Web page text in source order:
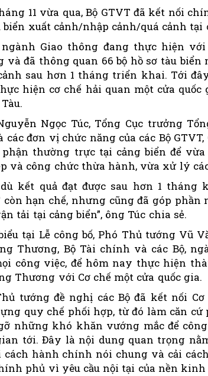
11 vừa qua, Bộ GTVT đã kết nối
xuất cảnh/nhập cảnh/quá cảnh tại
ngành Giao thông đang thực hiện
và đã thông quan 66 bộ hồ sơ tàu biển
sau hơn 1 tháng triển khai. Tới
hiện cơ chế hải quan một cửa quốc
Ngọc Túc, Tổng Cục trưởng
các đơn vị chức năng của các Bộ
thường trực tại cảng biển để
và công chức thừa hành, vừa xử lý
dù kết quả đạt được sau hơn 1
còn hạn chế, nhưng cũng đã góp
tải tại cảng biển”, ông Túc chia sẻ.
tại Lễ công bố, Phó Thủ tướng Vũ
Thương, Bộ Tài chính và các Bộ,
công việc, để hôm nay thực hiện
Thương với Cơ chế một cửa quốc gia.
tướng đề nghị các Bộ đã kết nối
quy chế phối hợp, từ đó làm căn
những khó khăn vướng mắc để
tới. Đây là nội dung quan trọng
cách hành chính nói chung và cải
phủ vì yêu cầu nội tại của nền kinh